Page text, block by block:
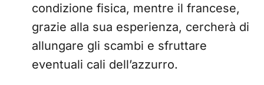
condizione fisica, mentre il francese,
grazie alla sua esperienza, cercherà di
allungare gli scambi e sfruttare
eventuali cali dell’azzurro.